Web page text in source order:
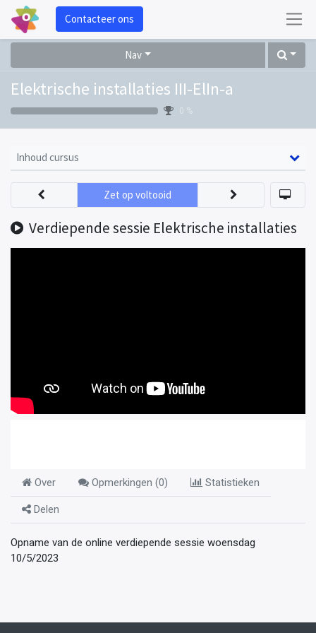
Contacteer ons
Nav
Elektrische installaties III-ElIn-a
0 %
Inhoud cursus
Verdiepende sessie Elektrische installaties
Zet op voltooid
Over Opmerkingen (0) Statistieken
Delen
Opname van de online verdiepende sessie woensdag
10/5/2023